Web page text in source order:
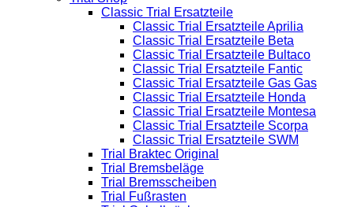
Classic Trial Ersatzteile
Classic Trial Ersatzteile Aprilia
Classic Trial Ersatzteile Beta
Classic Trial Ersatzteile Bultaco
Classic Trial Ersatzteile Fantic
Classic Trial Ersatzteile Gas Gas
Classic Trial Ersatzteile Honda
Classic Trial Ersatzteile Montesa
Classic Trial Ersatzteile Scorpa
Classic Trial Ersatzteile SWM
Trial Braktec Original
Trial Bremsbeläge
Trial Bremsscheiben
Trial Fußrasten